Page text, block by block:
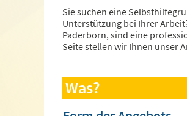
Sie suchen eine
Unterstützung bei Ihrer
Paderborn, sind eine
Seite stellen wir Ihnen unser
Was?